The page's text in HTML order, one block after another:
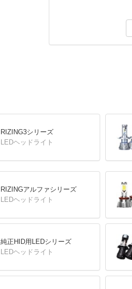
RIZING3シリーズ
LEDヘッドライト
RIZINGアルファシリーズ
LEDヘッドライト
純正HID用LEDシリーズ
LEDヘッドライト